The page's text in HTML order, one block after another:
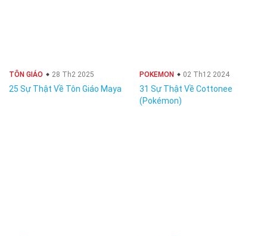
TÔN GIÁO 28 Th2 2025
25 Sự Thật Về Tôn Giáo Maya
POKEMON 02 Th12 2024
31 Sự Thật Về Cottonee
(Pokémon)